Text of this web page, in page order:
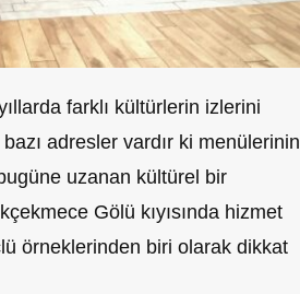
farklı kültürlerin izlerini
adresler vardır ki menülerinin
uzanan kültürel bir
Gölü kıyısında hizmet
örneklerinden biri olarak dikkat